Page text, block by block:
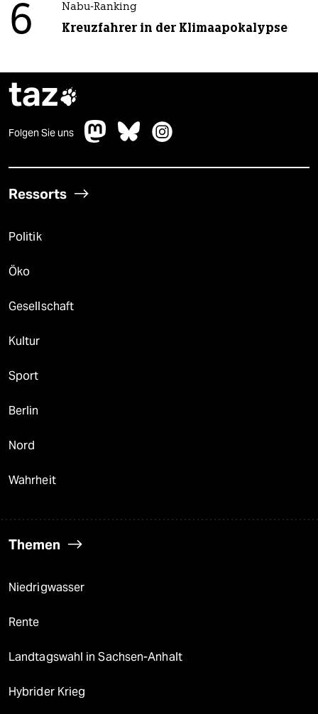
6 Nabu-Ranking
Kreuzfahrer in der Klimaapokalypse
taz
Folgen Sie uns
Ressorts
Politik
Öko
Gesellschaft
Kultur
Sport
Berlin
Nord
Wahrheit
Themen
Niedrigwasser
Rente
Landtagswahl in Sachsen-Anhalt
Hybrider Krieg